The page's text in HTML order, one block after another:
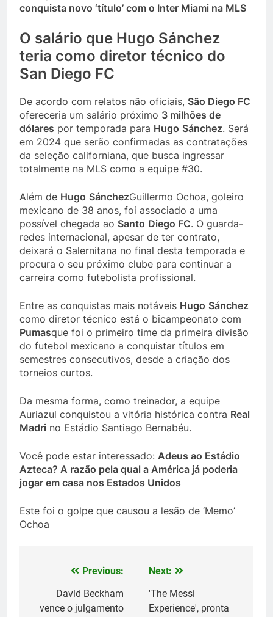
conquista novo ‘título’ com o Inter Miami na MLS
O salário que Hugo Sánchez
teria como diretor técnico do
San Diego FC
De acordo com relatos não oficiais, São Diego FC
ofereceria um salário próximo 3 milhões de
dólares por temporada para Hugo Sánchez. Será
em 2024 que serão confirmadas as contratações
da seleção californiana, que busca ingressar
totalmente na MLS como a equipe #30.
Além de Hugo SánchezGuillermo Ochoa, goleiro
mexicano de 38 anos, foi associado a uma
possível chegada ao Santo Diego FC. O guarda-
redes internacional, apesar de ter contrato,
deixará o Salernitana no final desta temporada e
procura o seu próximo clube para continuar a
carreira como futebolista profissional.
Entre as conquistas mais notáveis Hugo Sánchez
como diretor técnico está o bicampeonato com
Pumasque foi o primeiro time da primeira divisão
do futebol mexicano a conquistar títulos em
semestres consecutivos, desde a criação dos
torneios curtos.
Da mesma forma, como treinador, a equipe
Auriazul conquistou a vitória histórica contra Real
Madri no Estádio Santiago Bernabéu.
Você pode estar interessado: Adeus ao Estádio
Azteca? A razão pela qual a América já poderia
jogar em casa nos Estados Unidos
Este foi o golpe que causou a lesão de ‘Memo’
Ochoa
navigation
Previous:
David Beckham
vence o julgamento
Next:
'The Messi
Experience', pronta